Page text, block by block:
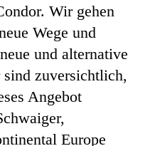
Wir gehen
Wege und
und alternative
zuversichtlich,
Angebot
Europe